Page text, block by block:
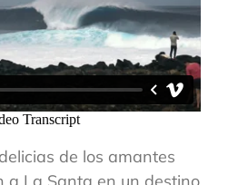
de los amantes
a La Santa en un destino